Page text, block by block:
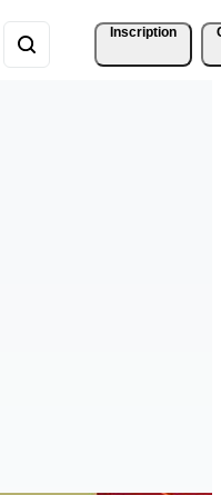
Inscription